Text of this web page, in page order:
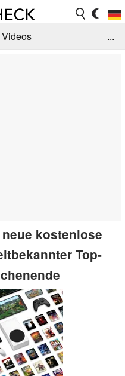
Videos
...
kostenlose
Top-